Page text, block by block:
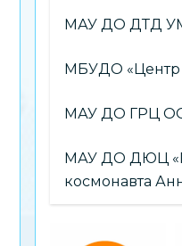
МАУ ДО ДТД
МБУДО «Центр
МАУ ДО ГРЦ
МАУ ДО ДЮЦ
космонавта